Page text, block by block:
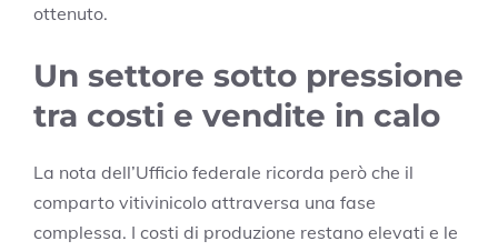
ottenuto.
Un settore sotto pressione
tra costi e vendite in calo
La nota dell’Ufficio federale ricorda però che il
comparto vitivinicolo attraversa una fase
complessa. I costi di produzione restano elevati e le